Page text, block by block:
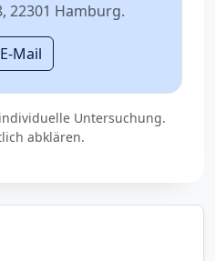
22301 Hamburg.
E-Mail
Untersuchung.
abklären.